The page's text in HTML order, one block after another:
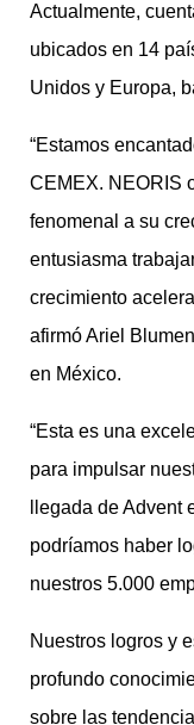
Actualmente,
ubicados en 14
Unidos y Europa,
“Estamos
CEMEX. NEORIS
fenomenal a su
entusiasma
crecimiento
afirmó Ariel
en México.
“Esta es una
para impulsar
llegada de
podríamos haber
nuestros 5.000
Nuestros logros y
profundo
sobre las